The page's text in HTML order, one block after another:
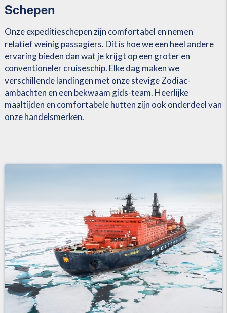
Schepen
Onze expeditieschepen zijn comfortabel en nemen
relatief weinig passagiers. Dit is hoe we een heel andere
ervaring bieden dan wat je krijgt op een groter en
conventioneler cruiseschip. Elke dag maken we
verschillende landingen met onze stevige Zodiac-
ambachten en een bekwaam gids-team. Heerlijke
maaltijden en comfortabele hutten zijn ook onderdeel van
onze handelsmerken.